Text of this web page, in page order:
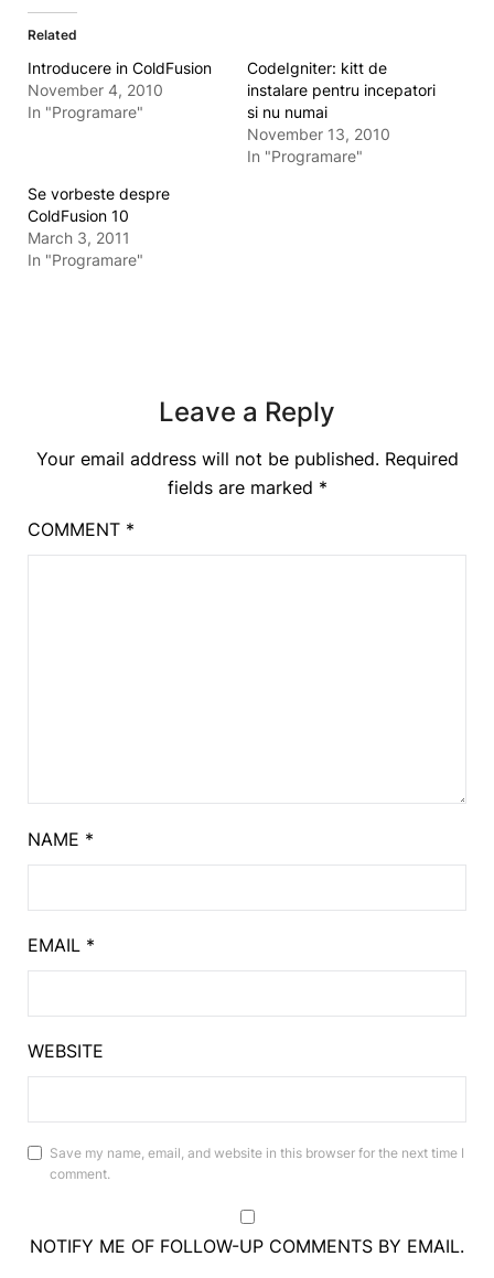
Related
Introducere in ColdFusion
November 4, 2010
In "Programare"
CodeIgniter: kitt de
instalare pentru incepatori
si nu numai
November 13, 2010
In "Programare"
Se vorbeste despre
ColdFusion 10
March 3, 2011
In "Programare"
Leave a Reply
Your email address will not be published. Required
fields are marked *
COMMENT *
NAME *
EMAIL *
WEBSITE
Save my name, email, and website in this browser for the next time I
comment.
NOTIFY ME OF FOLLOW-UP COMMENTS BY EMAIL.